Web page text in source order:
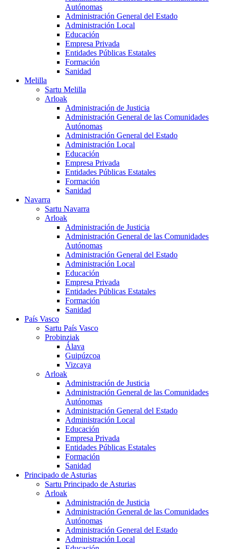
Autónomas
Administración General del Estado
Administración Local
Educación
Empresa Privada
Entidades Públicas Estatales
Formación
Sanidad
Melilla
Sartu Melilla
Arloak
Administración de Justicia
Administración General de las Comunidades
Autónomas
Administración General del Estado
Administración Local
Educación
Empresa Privada
Entidades Públicas Estatales
Formación
Sanidad
Navarra
Sartu Navarra
Arloak
Administración de Justicia
Administración General de las Comunidades
Autónomas
Administración General del Estado
Administración Local
Educación
Empresa Privada
Entidades Públicas Estatales
Formación
Sanidad
País Vasco
Sartu País Vasco
Probinziak
Álava
Guipúzcoa
Vizcaya
Arloak
Administración de Justicia
Administración General de las Comunidades
Autónomas
Administración General del Estado
Administración Local
Educación
Empresa Privada
Entidades Públicas Estatales
Formación
Sanidad
Principado de Asturias
Sartu Principado de Asturias
Arloak
Administración de Justicia
Administración General de las Comunidades
Autónomas
Administración General del Estado
Administración Local